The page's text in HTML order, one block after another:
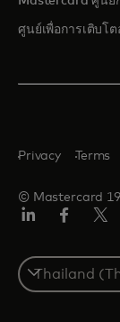
ศูนย์เพื่อการเติบโ
© Mastercard
Privacy Terms
Select
a
country
เตอ
เอ็กซ์